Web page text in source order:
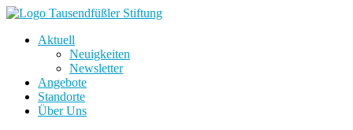
Aktuell
Neuigkeiten
Newsletter
Angebote
Standorte
Über Uns